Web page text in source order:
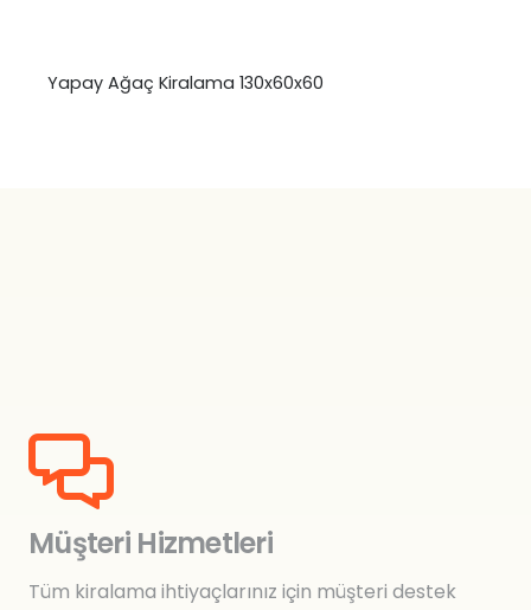
Yapay Ağaç Kiralama 130x60x60
Müşteri Hizmetleri
Tüm kiralama ihtiyaçlarınız için müşteri destek